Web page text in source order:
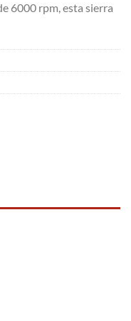
6000 rpm, esta sierra